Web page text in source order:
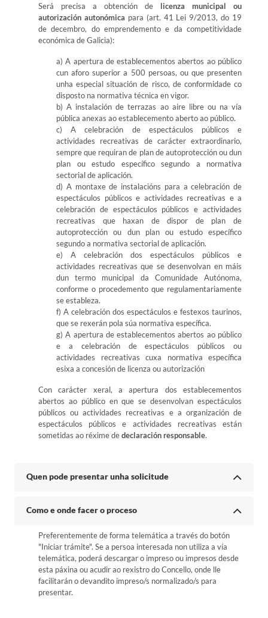
Será precisa a obtención de licenza municipal ou
autorización autonómica para (art. 41 Lei 9/2013, do 19
de decembro, do emprendemento e da competitividade
económica de Galicia):
a) A apertura de establecementos abertos ao público
cun aforo superior a 500 persoas, ou que presenten
unha especial situación de risco, de conformidade co
disposto na normativa técnica en vigor.
b) A instalación de terrazas ao aire libre ou na vía
pública anexas ao establecemento aberto ao público.
c) A celebración de espectáculos públicos e
actividades recreativas de carácter extraordinario,
sempre que requiran de plan de autoprotección ou dun
plan ou estudo específico segundo a normativa
sectorial de aplicación.
d) A montaxe de instalacións para a celebración de
espectáculos públicos e actividades recreativas e a
celebración de espectáculos públicos e actividades
recreativas que haxan de dispor de plan de
autoprotección ou dun plan ou estudo específico
segundo a normativa sectorial de aplicación.
e) A celebración dos espectáculos públicos e
actividades recreativas que se desenvolvan en máis
dun termo municipal da Comunidade Autónoma,
conforme o procedemento que regulamentariamente
se estableza.
f) A celebración dos espectáculos e festexos taurinos,
que se rexerán pola súa normativa específica.
g) A apertura de establecementos abertos ao público
e a celebración de espectáculos públicos ou
actividades recreativas cuxa normativa específica
esixa a concesión de licenza ou autorización
Con carácter xeral, a apertura dos establecementos
abertos ao público en que se desenvolvan espectáculos
públicos ou actividades recreativas e a organización de
espectáculos públicos e actividades recreativas están
sometidas ao réxime dedeclaración responsable.
Quen pode presentar unha solicitude
Como e onde facer o proceso
Preferentemente de forma telemática a través do botón
"Iniciar trámite". Se a persoa interesada non utiliza a vía
telemática, poderá descargar o impreso ou impresos desde
esta páxina ou acudir ao rexistro do Concello, onde lle
facilitarán o devandito impreso/s normalizado/s para
presentar.